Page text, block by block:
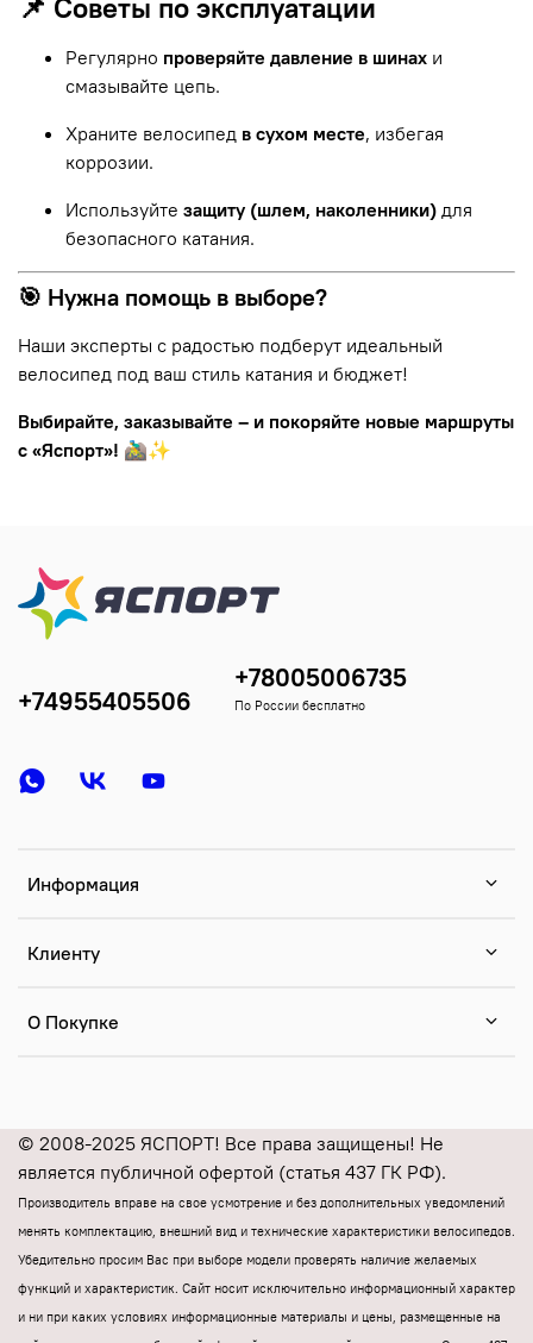
Регулярно проверяйте давление в шинах и
смазывайте цепь.
Храните велосипед в сухом месте, избегая
коррозии.
Используйте защиту (шлем, наколенники) для
безопасного катания.
🎯 Нужна помощь в выборе?
Наши эксперты с радостью подберут идеальный
велосипед под ваш стиль катания и бюджет!
Выбирайте, заказывайте – и покоряйте новые маршруты
с «Яспорт»! 🚵‍♂️✨
Информация
Клиенту
О Покупке
+74955405506
+78005006735
По России бесплатно
© 2008-2025 ЯСПОРТ! Все права защищены! Не
является публичной офертой (статья 437 ГК РФ).
Производитель вправе на свое усмотрение и без дополнительных уведомлений
менять комплектацию, внешний вид и технические характеристики велосипедов.
Убедительно просим Вас при выборе модели проверять наличие желаемых
функций и характеристик. Cайт носит исключительно информационный характер
и ни при каких условиях информационные материалы и цены, размещенные на